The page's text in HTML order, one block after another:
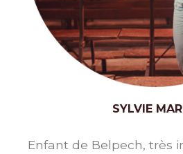
SYLVIE
Enfant de Belpech, très